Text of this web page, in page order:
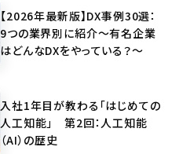
【2026年最新版】DX事例30選：
9つの業界別に紹介～有名企業
はどんなDXをやっている？～
入社1年目が教わる「はじめての
人工知能」 第2回：人工知能
（AI）の歴史